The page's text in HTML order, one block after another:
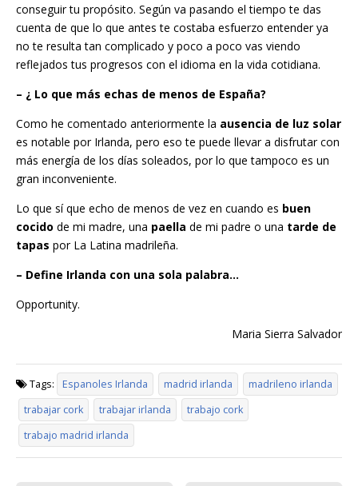
conseguir tu propósito. Según va pasando el tiempo te das
cuenta de que lo que antes te costaba esfuerzo entender ya
no te resulta tan complicado y poco a poco vas viendo
reflejados tus progresos con el idioma en la vida cotidiana.
– ¿ Lo que más echas de menos de España?
Como he comentado anteriormente la ausencia de luz solar
es notable por Irlanda, pero eso te puede llevar a disfrutar con
más energía de los días soleados, por lo que tampoco es un
gran inconveniente.
Lo que sí que echo de menos de vez en cuando es buen
cocido de mi madre, una paella de mi padre o una tarde de
tapas por La Latina madrileña.
– Define Irlanda con una sola palabra…
Opportunity.
Maria Sierra Salvador
Tags: Espanoles Irlanda madrid irlanda
madrileno irlanda
trabajar cork
trabajar irlanda
trabajo cork
trabajo madrid irlanda